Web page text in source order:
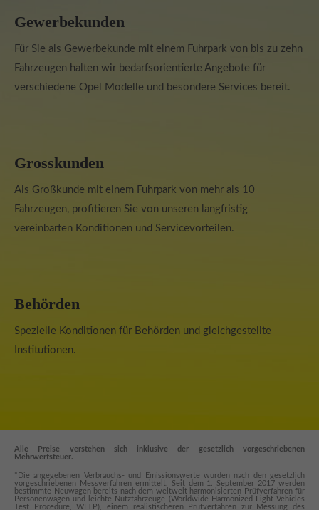
Gewerbekunden
Für Sie als Gewerbekunde mit einem Fuhrpark von bis zu zehn
Fahrzeugen halten wir bedarfsorientierte Angebote für
verschiedene Opel Modelle und besondere Services bereit.
Grosskunden
Als Großkunde mit einem Fuhrpark von mehr als 10
Fahrzeugen, profitieren Sie von unseren langfristig
vereinbarten Konditionen und Servicevorteilen.
Behörden
Spezielle Konditionen für Behörden und gleichgestellte
Institutionen.
Alle Preise verstehen sich inklusive der gesetzlich vorgeschriebenen
Mehrwertsteuer.
*Die angegebenen Verbrauchs- und Emissionswerte wurden nach den gesetzlich
vorgeschriebenen Messverfahren ermittelt. Seit dem 1. September 2017 werden
bestimmte Neuwagen bereits nach dem weltweit harmonisierten Prüfverfahren für
Personenwagen und leichte Nutzfahrzeuge (Worldwide Harmonized Light Vehicles
Test Procedure, WLTP), einem realistischeren Prüfverfahren zur Messung des